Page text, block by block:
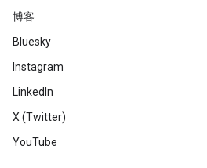
博客
Bluesky
Instagram
LinkedIn
X (Twitter)
YouTube